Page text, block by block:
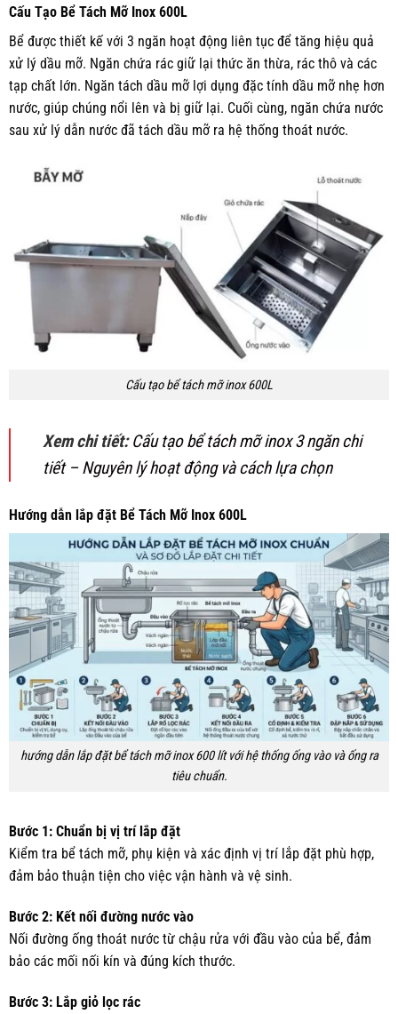
Cấu Tạo Bể Tách Mỡ Inox 600L
Bể được thiết kế với 3 ngăn hoạt động liên tục để tăng hiệu quả
xử lý dầu mỡ. Ngăn chứa rác giữ lại thức ăn thừa, rác thô và các
tạp chất lớn. Ngăn tách dầu mỡ lợi dụng đặc tính dầu mỡ nhẹ hơn
nước, giúp chúng nổi lên và bị giữ lại. Cuối cùng, ngăn chứa nước
sau xử lý dẫn nước đã tách dầu mỡ ra hệ thống thoát nước.
Cấu tạo bể tách mỡ inox 600L
Xem chi tiết:Cấu tạo bể tách mỡ inox 3 ngăn chi
tiết – Nguyên lý hoạt động và cách lựa chọn
Hướng dẫn lắp đặt Bể Tách Mỡ Inox 600L
hướng dẫn lắp đặt bể tách mỡ inox 600 lít với hệ thống ống vào và ống ra
tiêu chuẩn.
Bước 1: Chuẩn bị vị trí lắp đặt
Kiểm tra bể tách mỡ, phụ kiện và xác định vị trí lắp đặt phù hợp,
đảm bảo thuận tiện cho việc vận hành và vệ sinh.
Bước 2: Kết nối đường nước vào
Nối đường ống thoát nước từ chậu rửa với đầu vào của bể, đảm
bảo các mối nối kín và đúng kích thước.
Bước 3: Lắp giỏ lọc rác